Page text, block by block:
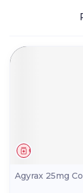
Geneesmiddel
Agyrax 25mg